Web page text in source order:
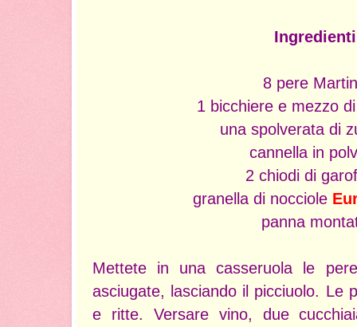
Ingredienti
8 pere
1 bicchiere e mezzo
una spolverata di
cannella in
2 chiodi di
granella di nocciole
panna
Mettete in una casseruola le
asciugate, lasciando il picciuolo. Le
e ritte. Versare vino, due